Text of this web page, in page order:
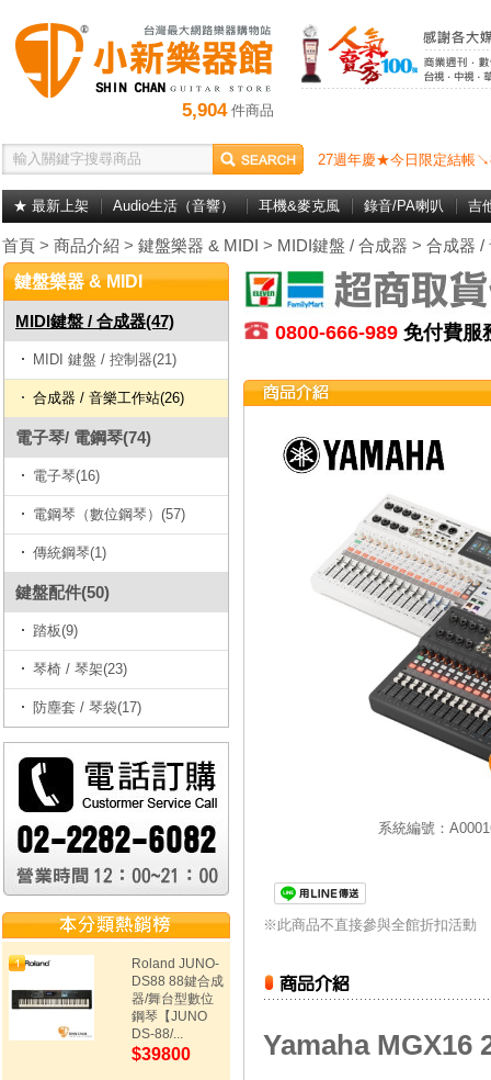
5,904件商品
27週年慶★今日限定結帳
★ 最新上架 Audio生活（音響） 耳機&麥克風 錄音/PA喇叭 吉
首頁 > 商品介紹 > 鍵盤樂器 & MIDI > MIDI鍵盤 / 合成器 > 合成器 /
鍵盤樂器 & MIDI
MIDI鍵盤 / 合成器(47)
MIDI 鍵盤 / 控制器(21)
合成器 / 音樂工作站(26)
電子琴/ 電鋼琴(74)
電子琴(16)
電鋼琴（數位鋼琴）(57)
傳統鋼琴(1)
鍵盤配件(50)
踏板(9)
琴椅 / 琴架(23)
防塵套 / 琴袋(17)
Roland JUNO-
DS88 88鍵合成
器/舞台型數位
鋼琴【JUNO
DS-88/...
$39800
0800-666-989 免付費
系統編號：
※此商品不直接參與全館折扣活動
Yamaha MGX16